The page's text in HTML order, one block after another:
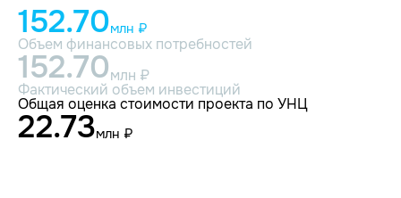
152.70млн ₽
Объем финансовых потребностей
152.70млн ₽
Фактический объем инвестиций
Общая оценка стоимости проекта по УНЦ
22.73млн ₽